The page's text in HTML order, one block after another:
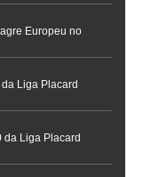
na Cidade do
Europeu no
Liga Placard
da Liga Placard